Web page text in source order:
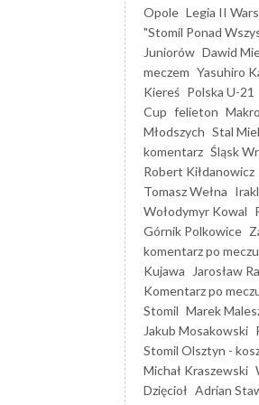
Opole Legia II
"Stomil Ponad
Juniorów Dawid
meczem Yasuhiro
Kiereś Polska U-21
Cup felieton
Młodszych Stal
komentarz Śląsk
Robert Kiłdanowicz
Tomasz Wełna
Wołodymyr Kowal
Górnik Polkowice
komentarz po meczu
Kujawa
Jarosław
Komentarz po
Stomil Marek
Jakub Mosakowski
Stomil Olsztyn -
Michał Kraszewski
Dzięcioł Adrian